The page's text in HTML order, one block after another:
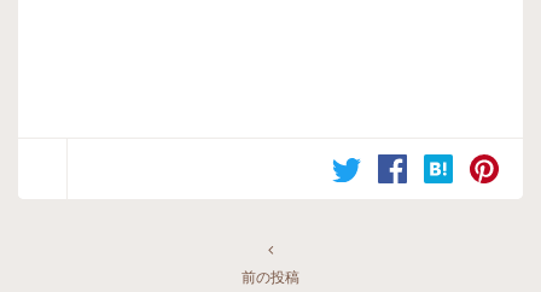
前の投稿